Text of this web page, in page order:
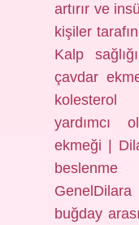
artırır ve
kişiler
Kalp
çavdar
kolesterol
yardımcı
ekmeği |
beslenme
GenelDilara
buğday